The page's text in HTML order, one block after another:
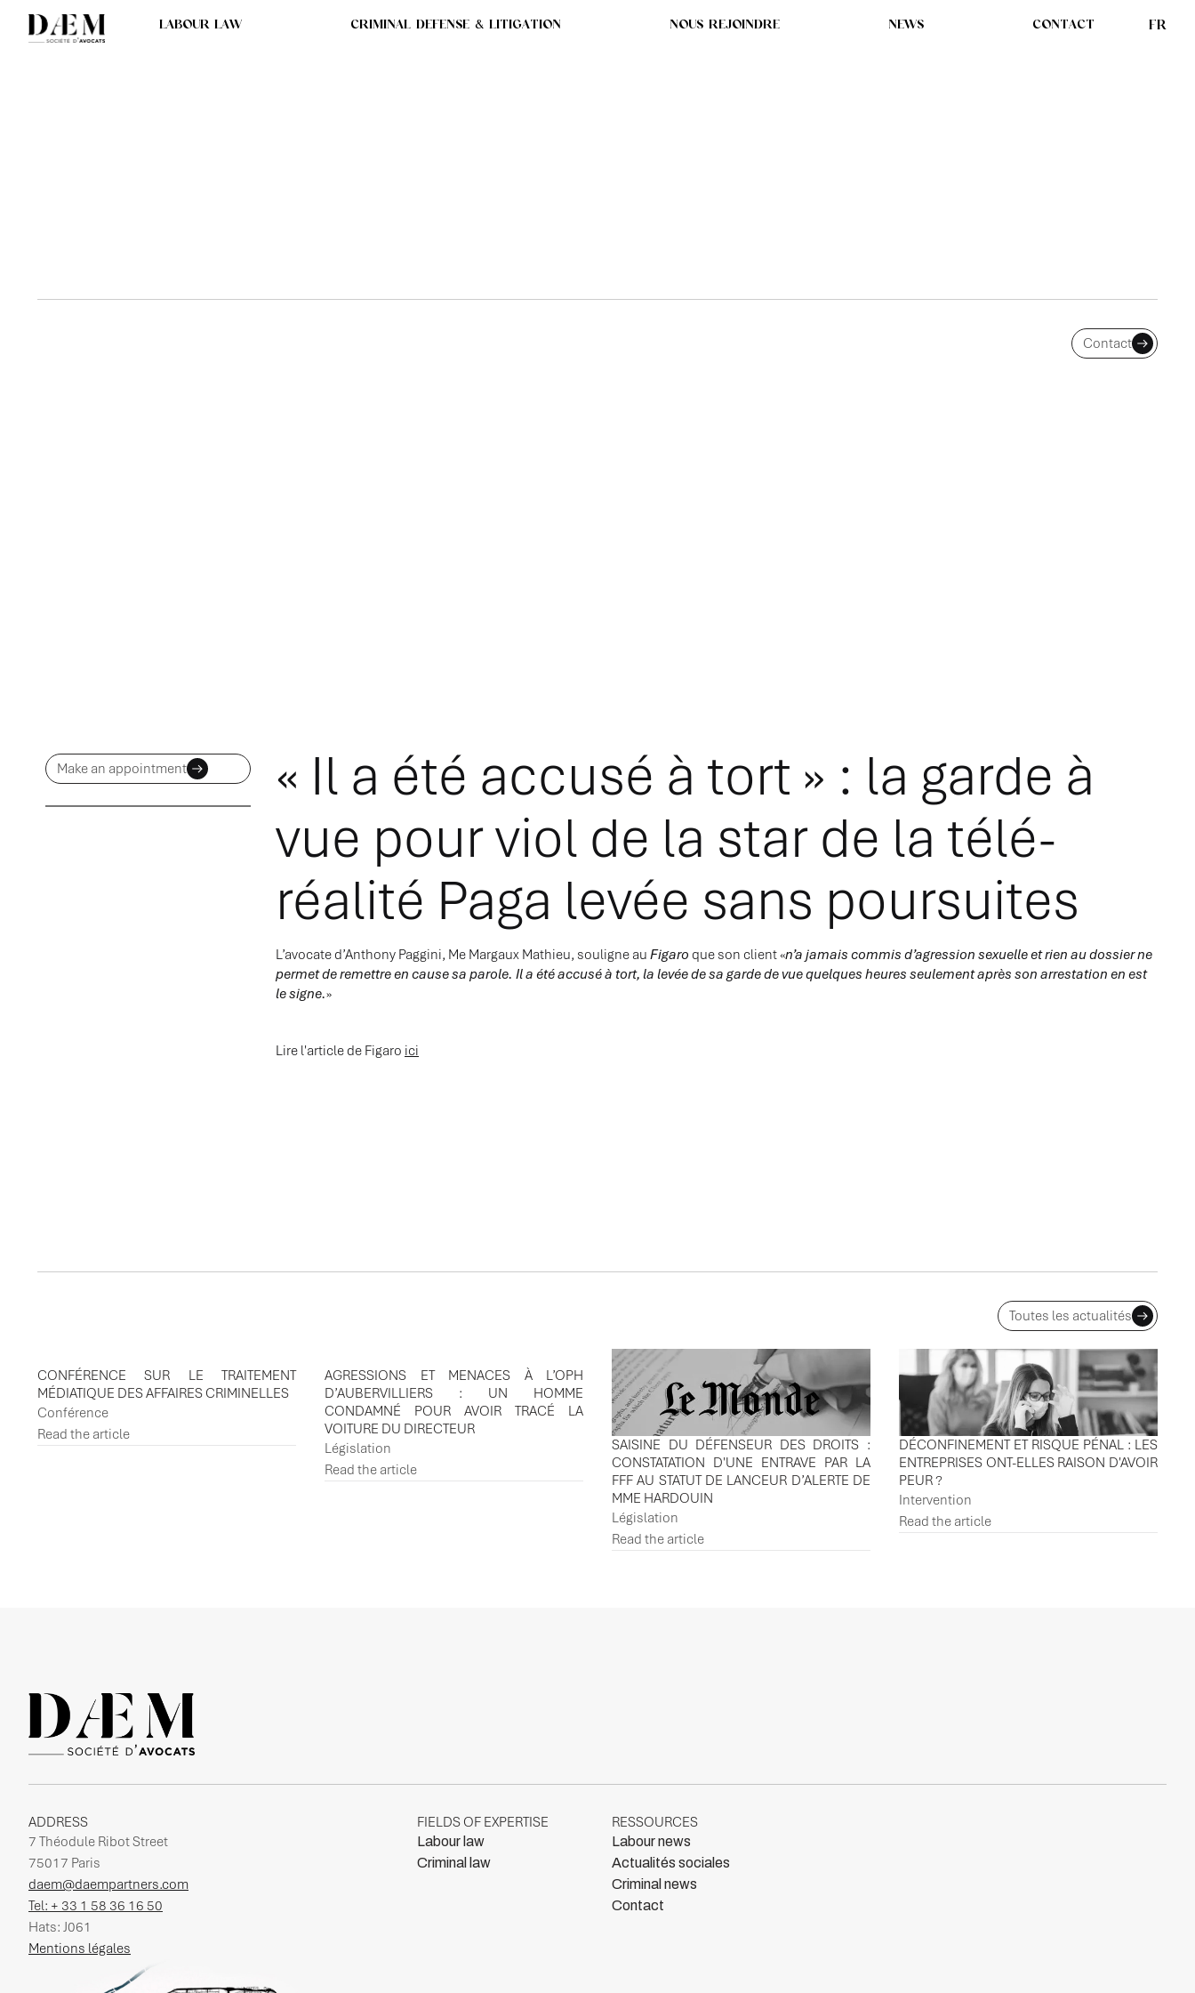
LABOUR LAW CRIMINAL DEFENSE & LITIGATION NOUS REJOINDRE NEWS CONTACT FR
AFFAIRE "PAGA" : EXPLICATIONS DE SON AVOCATE DANS LE
FIGARO SUR SA REMISE EN LIBERTÉ SANS POURSUITES AUContact
Make an appointment
« Il a été accusé à tort » : la garde à
vue pour viol de la star de la télé-
réalité Paga levée sans poursuites
L’avocate d’Anthony Paggini, Me Margaux Mathieu, souligne au Figaro que son client «n’a jamais commis d’agression sexuelle et rien au dossier ne
permet de remettre en cause sa parole. Il a été accusé à tort, la levée de sa garde de vue quelques heures seulement après son arrestation en est
le signe.»
Lire l'article de Figaro ici
ACTUALITES ASSOCIÉES
Toutes les actualités
CONFÉRENCE SUR LE TRAITEMENT
MÉDIATIQUE DES AFFAIRES CRIMINELLES
Conférence
Read the article
AGRESSIONS ET MENACES À L’OPH
D’AUBERVILLIERS : UN HOMME
CONDAMNÉ POUR AVOIR TRACÉ LA
VOITURE DU DIRECTEUR
Législation
Read the article
SAISINE DU DÉFENSEUR DES DROITS :
CONSTATATION D'UNE ENTRAVE PAR LA
FFF AU STATUT DE LANCEUR D’ALERTE DE
MME HARDOUIN
Législation
Read the article
DÉCONFINEMENT ET RISQUE PÉNAL : LES
ENTREPRISES ONT-ELLES RAISON D'AVOIR
PEUR ?
Intervention
Read the article
ADDRESS
7 Théodule Ribot Street
75017 Paris
daem@daempartners.com
Tel: + 33 1 58 36 16 50
Hats: J061
Mentions légales
FIELDS OF EXPERTISE
Labour law
Criminal law
RESSOURCES
Labour news
Actualités sociales
Criminal news
Contact